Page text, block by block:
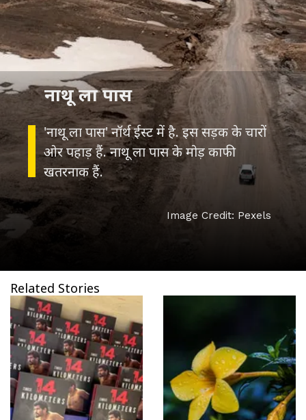
'नाथू ला पास' नॉर्थ ईस्ट में है. इस सड़क के चारों
ओर पहाड़ हैं. नाथू ला पास के मोड़ काफी
खतरनाक हैं.
नाथू ला पास
Image Credit: Pexels
Related Stories